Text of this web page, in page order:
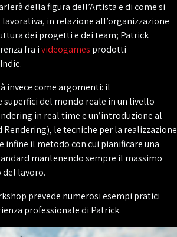
della figura dell’Artista e di come si
in relazione all’organizzazione
dei progetti e dei team; Patrick
fra ivideogames prodotti
invece come argomenti: il
del mondo reale in un livello
in real time e un’introduzione al
Rendering), le tecniche per la realizzazione
infine il metodo con cui pianificare una
mantenendo sempre il massimo
lavoro.
prevede numerosi esempi pratici
professionale di Patrick.